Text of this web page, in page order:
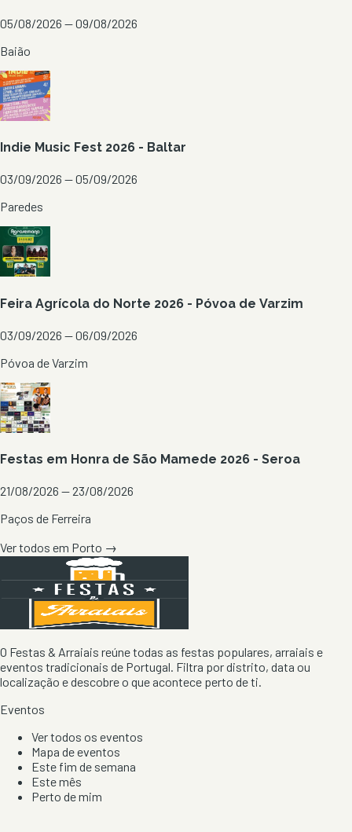
05/08/2026 — 09/08/2026
Baião
Indie Music Fest 2026 - Baltar
03/09/2026 — 05/09/2026
Paredes
Feira Agrícola do Norte 2026 - Póvoa de Varzim
03/09/2026 — 06/09/2026
Póvoa de Varzim
Festas em Honra de São Mamede 2026 - Seroa
21/08/2026 — 23/08/2026
Paços de Ferreira
Ver todos em Porto →
O Festas & Arraiais reúne todas as festas populares, arraiais e
eventos tradicionais de Portugal. Filtra por distrito, data ou
localização e descobre o que acontece perto de ti.
Eventos
Ver todos os eventos
Mapa de eventos
Este fim de semana
Este mês
Perto de mim